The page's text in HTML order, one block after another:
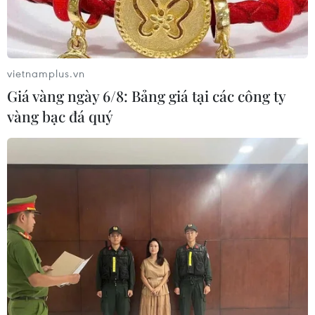
Đồng tiền ảo Bitcoin. (Ảnh: Reuters/TTXVN)
Thị trường tiền điện tử toàn cầu lần đầu tiên có
giá trị vượt 3.000 tỷ USD trong bối cảnh nhiều
nhà đầu tư dòng chính đang đổ xô xâm nhập
vào thị trường này.
vietnamplus.vn
Giá vàng ngày 6/8: Bảng giá tại các công ty
vàng bạc đá quý